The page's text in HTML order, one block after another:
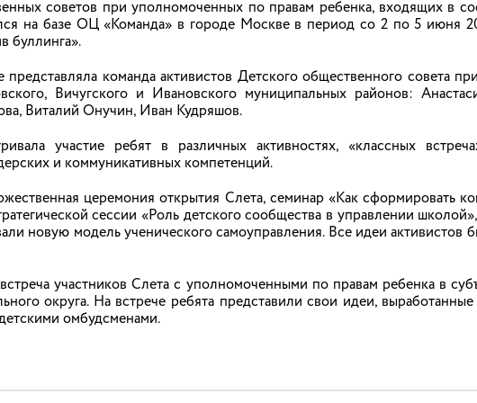
городок» и детский сюжетно-языковой лагерь «Британское
летних лагерей на предмет безопасности, качества
детей.
жилые корпуса, столовые, медицинские блоки,
условия проживания детей, обеспечение права детей и
занятости, досуга детей и воспитательной работы.
заметно преображаются: идёт ремонт, меняется мебель,
комфортного отдыха детей.
с лечением «Плёс»
акции «Безопасность детства» Уполномоченный по правам
Протасевич посетила пансионат с лечением «Плёс».
и безопасный отдых, детский омбудсмен осмотрела жилые
лагеря, оценила санитарно-бытовые условия проживания
пансионата.
залов столовой, произведена частичная замена мебели. Также
Ивановской областной организации инвалидов «Аврора».
инноваций и технологий ИФ РЭУ им. Плеханова.
фонд «Созвездие плюс», который занимался
и семей с молодыми инвалидами.
в качестве помощника депутата Государственной Думы
на должность председателя Ивановского регионального
Женский Союз – Надежда России».
Уполномоченного по правам ребенка в Ивановской
от 12.04.2023).
советов при уполномоченных по правам ребенка, входящих в
на базе ОЦ «Команда» в городе Москве в период со 2 по 5 июня
буллинга».
команда активистов Детского общественного совета
Вичугского и Ивановского муниципальных районов:
Виталий Онучин, Иван Кудряшов.
участие ребят в различных активностях, «классных
и коммуникативных компетенций.
церемония открытия Слета, семинар «Как сформировать
сессии «Роль детского сообщества в управлении
новую модель ученического самоуправления. Все идеи активистов
участников Слета с уполномоченными по правам ребенка в
округа. На встрече ребята представили свои идеи, выработанные
омбудсменами.